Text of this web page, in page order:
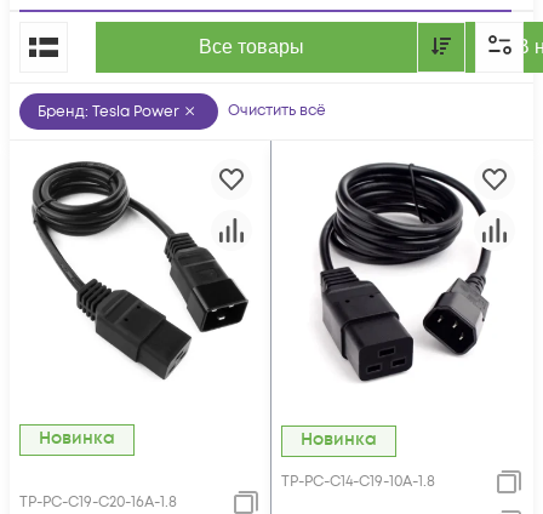
Все товары В
По популярности
Бренд: Tesla Power Очистить всё
Новинка
TP-PC-C19-С20-16A-1.8
Новинка
TP-PC-C14-С19-10A-1.8